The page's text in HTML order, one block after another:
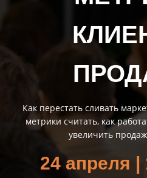
Как перестать сливать
метрики считать, как
увеличить
24 апреля |